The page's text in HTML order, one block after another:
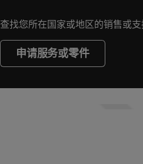
查找您所在国家或地区的销售或支
申请服务或零件